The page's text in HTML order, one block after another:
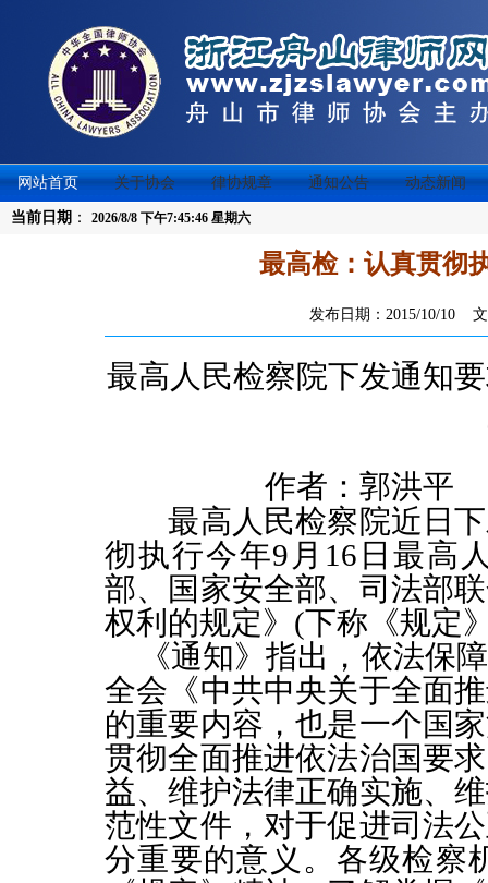
网站首页 关于协会 律协规章 通知公告 动态新闻
当前日期 ： 2026/8/8 下午7:45:46 星期六
最高检：认真贯彻
发布日期：2015/10/10
最高人民检察院下发通知
作者：郭洪
最高人民检察院近日下
彻执行今年9 月 16 日最高
部、国家安全部、司法部
权利的规定》 (下称《规定
《通知》指出，依法保
全会《中共中央关于全面
的重要内容，也是一个国
贯彻全面推进依法治国要
益、维护法律正确实施、
范性文件，对于促进司法
分重要的意义。各级检察